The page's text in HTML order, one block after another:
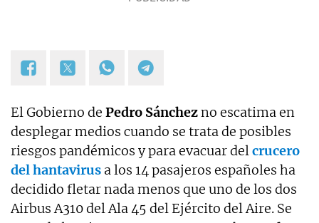
El Gobierno de Pedro Sánchezno escatima en
desplegar medios cuando se trata de posibles
riesgos pandémicos y para evacuar delcrucero
del hantavirus a los 14 pasajeros españoles ha
decidido fletar nada menos que uno de los dos
Airbus A310 del Ala 45 del Ejército del Aire. Se